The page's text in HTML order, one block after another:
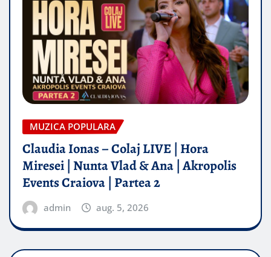
MUZICA POPULARA
Claudia Ionas – Colaj LIVE | Hora
Miresei | Nunta Vlad & Ana | Akropolis
Events Craiova | Partea 2
admin aug. 5, 2026